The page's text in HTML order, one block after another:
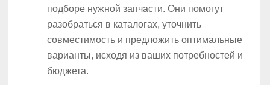
подборе нужной запчасти. Они помогут
разобраться в каталогах, уточнить
совместимость и предложить оптимальные
варианты, исходя из ваших потребностей и
бюджета.